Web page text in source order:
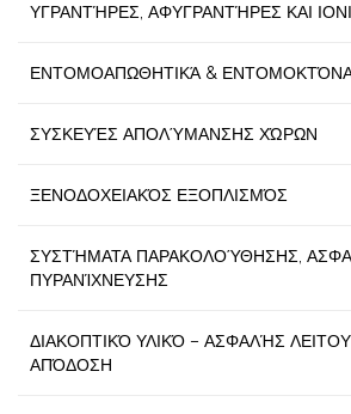
ΥΓΡΑΝΤΉΡΕΣ, ΑΦΥΓΡΑΝΤΉΡΕΣ ΚΑΙ
ΕΝΤΟΜΟΑΠΩΘΗΤΙΚΆ &
ΣΥΣΚΕΥΈΣ ΑΠΟΛΎΜΑΝΣΗΣ ΧΏΡΩΝ
ΞΕΝΟΔΟΧΕΙΑΚΌΣ ΕΞΟΠΛΙΣΜΌΣ
ΣΥΣΤΉΜΑΤΑ ΠΑΡΑΚΟΛΟΎΘΗΣΗΣ,
ΠΥΡΑΝΊΧΝΕΥΣΗΣ
ΔΙΑΚΟΠΤΙΚΌ ΥΛΙΚΌ – ΑΣΦΑΛΉΣ
ΑΠΌΔΟΣΗ